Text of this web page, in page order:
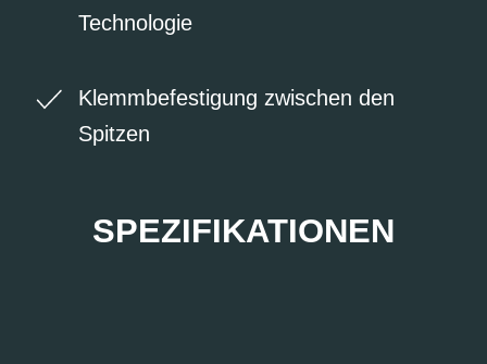
Technologie
Klemmbefestigung zwischen den
Spitzen
SPEZIFIKATIONEN